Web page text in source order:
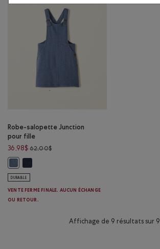
Robe-salopette Junction
pour fille
36,98$ 62,00$Prix réduit de 62,00$ à 36,98$
DURABLE
VENTE FERME FINALE. AUCUN ÉCHANGE
OU RETOUR.
Affichage de 9 résultats sur 9